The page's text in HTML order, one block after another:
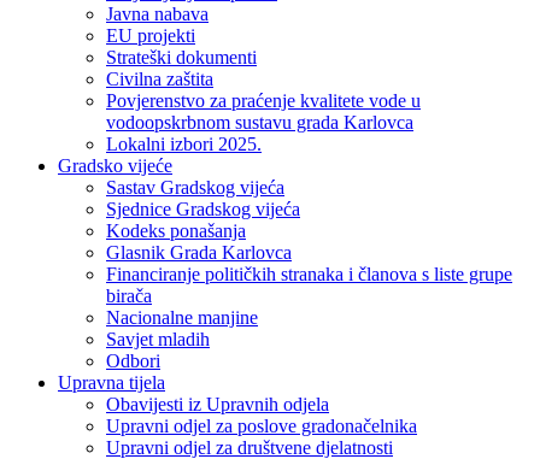
Javna nabava
EU projekti
Strateški dokumenti
Civilna zaštita
Povjerenstvo za praćenje kvalitete vode u
vodoopskrbnom sustavu grada Karlovca
Lokalni izbori 2025.
Gradsko vijeće
Sastav Gradskog vijeća
Sjednice Gradskog vijeća
Kodeks ponašanja
Glasnik Grada Karlovca
Financiranje političkih stranaka i članova s liste grupe
birača
Nacionalne manjine
Savjet mladih
Odbori
Upravna tijela
Obavijesti iz Upravnih odjela
Upravni odjel za poslove gradonačelnika
Upravni odjel za društvene djelatnosti